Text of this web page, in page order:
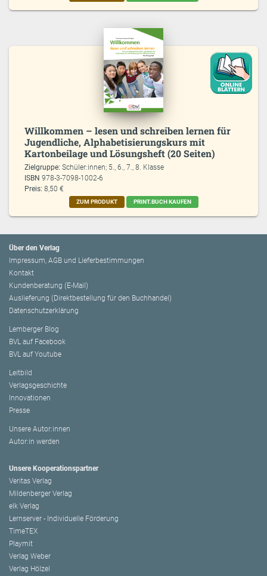
Willkommen – lesen und schreiben lernen für
Jugendliche, Alphabetisierungskurs mit
Kartonbeilage und Lösungsheft (20 Seiten)
Zielgruppe:Schüler:innen; 5., 6., 7., 8. Klasse
ISBN978-3-7098-1002-6
Preis: 8,50 €
ZUM PRODUKT PRINT.BUCH KAUFEN
Über den Verlag
Impressum, AGB und Lieferbestimmungen
Kontakt
Kundenberatung (E-Mail)
Auslieferung (Direktbestellung für den Buchhandel)
Datenschutzerklärung
Lemberger Blog
BVL auf Facebook
BVL auf Youtube
Leitbild
Verlagsgeschichte
Innovationen
Presse
Unsere Autor:innen
Autor:in werden
Unsere Kooperationspartner
Veritas Verlag
Mildenberger Verlag
elk Verlag
Lernserver - Individuelle Förderung
TimeTEX
Playmit
Verlag Weber
Verlag Hölzel